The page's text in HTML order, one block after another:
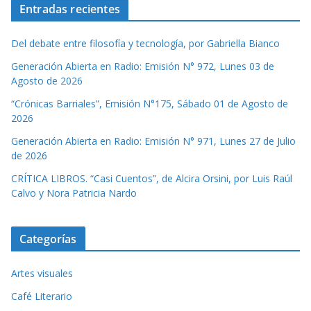
Entradas recientes
Del debate entre filosofía y tecnología, por Gabriella Bianco
Generación Abierta en Radio: Emisión N° 972, Lunes 03 de
Agosto de 2026
“Crónicas Barriales”, Emisión N°175, Sábado 01 de Agosto de
2026
Generación Abierta en Radio: Emisión N° 971, Lunes 27 de Julio
de 2026
CRÍTICA LIBROS. “Casi Cuentos”, de Alcira Orsini, por Luis Raúl
Calvo y Nora Patricia Nardo
Categorías
Artes visuales
Café Literario